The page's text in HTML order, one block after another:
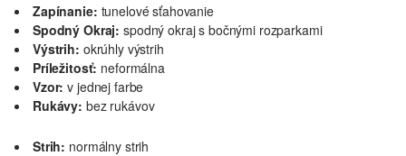
Zapínanie: tunelové sťahovanie
Spodný Okraj: spodný okraj s bočnými rozparkami
Výstrih: okrúhly výstrih
Príležitosť: neformálna
Vzor: v jednej farbe
Rukávy: bez rukávov
Strih: normálny strih